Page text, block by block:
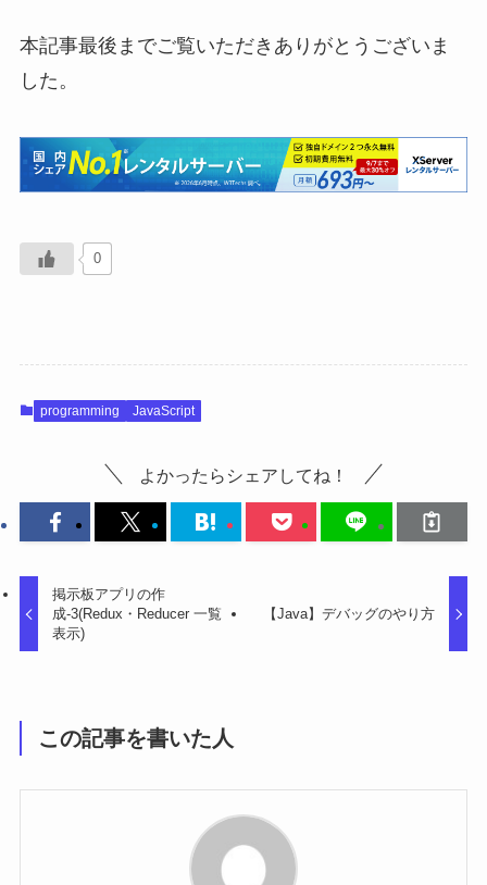
本記事最後までご覧いただきありがとうございま
した。
0
programming JavaScript
よかったらシェアしてね！
掲示板アプリの作
成-3(Redux・Reducer 一覧
表示)
【Java】デバッグのやり方
この記事を書いた人